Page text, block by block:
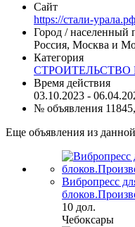
Сайт
https://стали-урала.рф
Город / населенный
Россия, Москва и
Категория
СТРОИТЕЛЬСТВО
Время действия
03.10.2023 -
№ объявления
Еще объявления из
Вибропресс
10 дол.
Чебоксары